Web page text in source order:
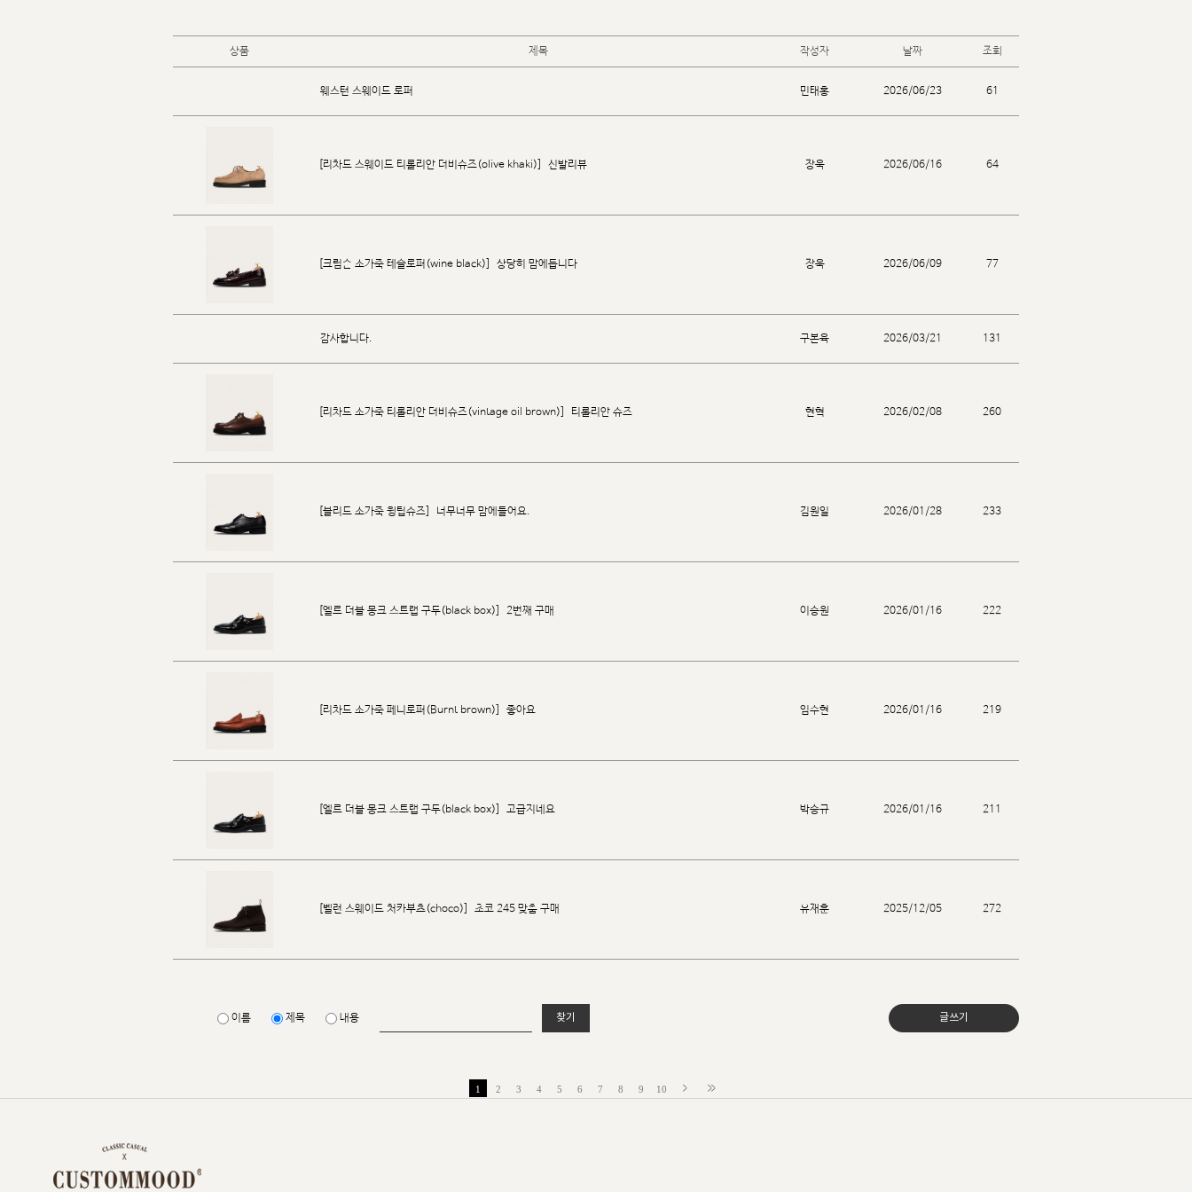
상품 제목 작성자 날짜 조회
웨스턴 스웨이드 로퍼 민태홍 2026/06/23 61
[리차드 스웨이드 티롤리안 더비슈즈(olive khaki)] 신발리뷰 장욱 2026/06/16 64
[크림슨 소가죽 테슬로퍼(wine black)] 상당히 맘에듭니다 장욱 2026/06/09 77
감사합니다. 구본육 2026/03/21 131
[리차드 소가죽 티롤리안 더비슈즈(vintage oil brown)] 티롤리안 슈즈 현혁 2026/02/08 260
[블리드 소가죽 윙팁슈즈] 너무너무 맘에들어요. 김원일 2026/01/28 233
[엘르 더블 몽크 스트랩 구두(black box)] 2번째 구매 이승원 2026/01/16 222
[리차드 소가죽 페니로퍼(Burnt brown)] 좋아요 임수현 2026/01/16 219
[엘르 더블 몽크 스트랩 구두(black box)] 고급지네요 박승규 2026/01/16 211
[벨런 스웨이드 처카부츠(choco)] 초코 245 맞춤 구매 유재훈 2025/12/05 272
글쓰기
이름 제목 내용 찾기
1 2 3 4 5 6 7 8 9 10